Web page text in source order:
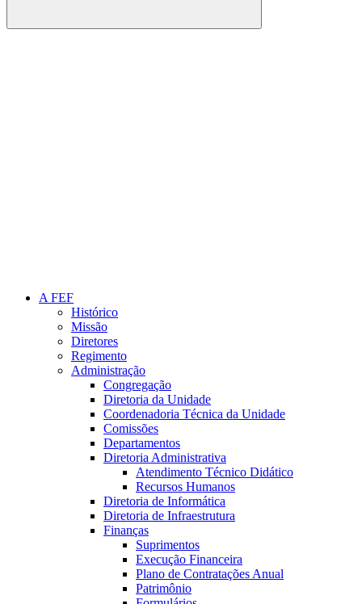
Buscar
A FEF
Histórico
Missão
Diretores
Regimento
Administração
Congregação
Diretoria da Unidade
Coordenadoria Técnica da Unidade
Comissões
Departamentos
Diretoria Administrativa
Atendimento Técnico Didático
Recursos Humanos
Diretoria de Informática
Diretoria de Infraestrutura
Finanças
Suprimentos
Execução Financeira
Plano de Contratações Anual
Patrimônio